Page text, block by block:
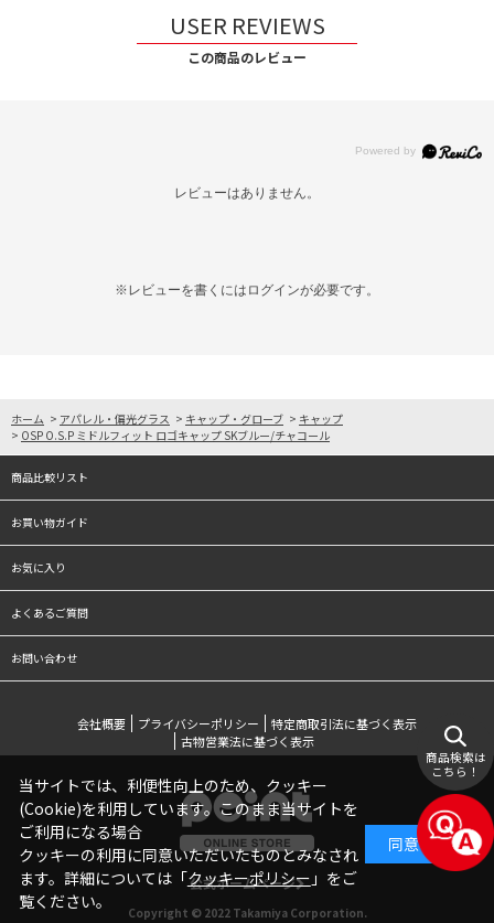
USER REVIEWS
この商品のレビュー
レビューはありません。
※レビューを書くには ログインが必要です。
ホーム > アパレル・偏光グラス > キャップ・グローブ > キャップ
> OSP O.S.P ミドルフィット ロゴキャップ SKブルー/チャコール
商品比較リスト
お買い物ガイド
お気に入り
よくあるご質問
お問い合わせ
会社概要 プライバシーポリシー
特定商取引法に基づく表示
古物営業法に基づく表示
公式ホームページ
Copyright © 2022 Takamiya Corporation.
商品検索は
こちら！
当サイトでは、利便性向上のため、クッキー
(Cookie)を利用しています。このまま当サイトを
ご利用になる場合
クッキーの利用に同意いただいたものとみなされ
ます。詳細については「クッキーポリシー 」をご
覧ください。
同意する